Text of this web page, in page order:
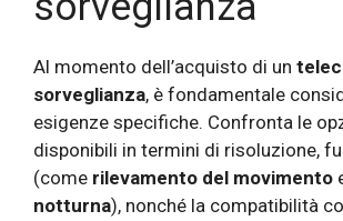
Al momento dell’acquisto di un
sorveglianza, è fondamentale
esigenze specifiche. Confronta le
disponibili in termini di risoluzione,
(come rilevamento del movimento
notturna), nonché la compatibilità